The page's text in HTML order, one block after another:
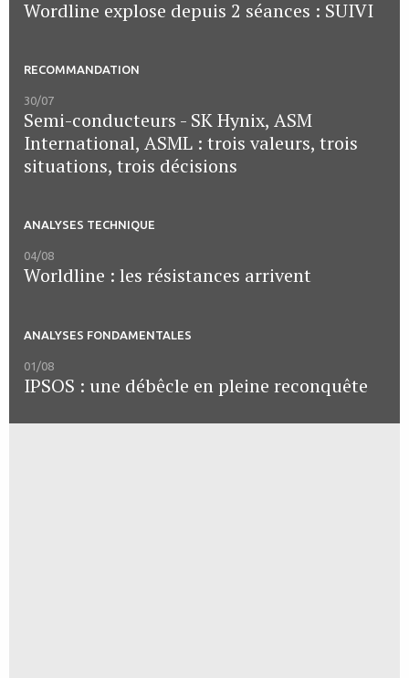
Wordline explose depuis 2 séances : SUIVI
RECOMMANDATION
30/07
Semi-conducteurs - SK Hynix, ASM
International, ASML : trois valeurs, trois
situations, trois décisions
ANALYSES TECHNIQUE
04/08
Worldline : les résistances arrivent
ANALYSES FONDAMENTALES
01/08
IPSOS : une débêcle en pleine reconquête